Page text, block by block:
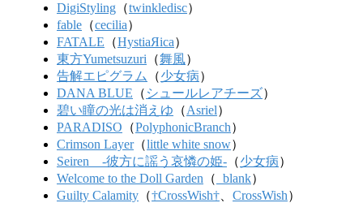
DigiStyling （twinkledisc）
fable （cecilia）
FATALE （HystiaЯica）
東方Yumetsuzuri （舞風）
告解エピグラム
（少女病）
DANA BLUE （ シュールレアチーズ）
碧い瞳の光は消えゆ （Asriel）
PARADISO （PolyphonicBranch）
Crimson Layer（little white snow）
Seiren -彼方に謡う哀憐の姫- （少女病）
Welcome to the Doll Garden （ _blank）
Guilty Calamity （†CrossWish† CrossWish）